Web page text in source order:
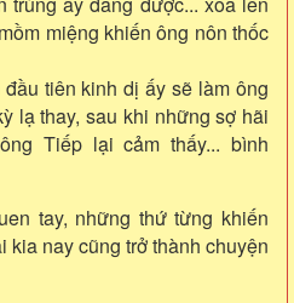
miệng khiến ông nôn thốc
tiên kinh dị ấy sẽ làm ông
lạ thay, sau khi những sợ hãi
Tiếp lại cảm thấy... bình
tay, những thứ từng khiến
kia nay cũng trở thành chuyện